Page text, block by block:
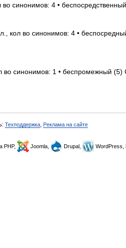
синонимов: 4 •
кол во синонимов: 4 •
синонимов: 1 • беспромежный (5)
Техподдержка Реклама на сайте
PHP, Joomla, Drupal, WordPress,